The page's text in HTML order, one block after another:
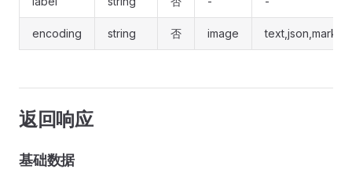
encoding string 否 image
返回响应
基础数据